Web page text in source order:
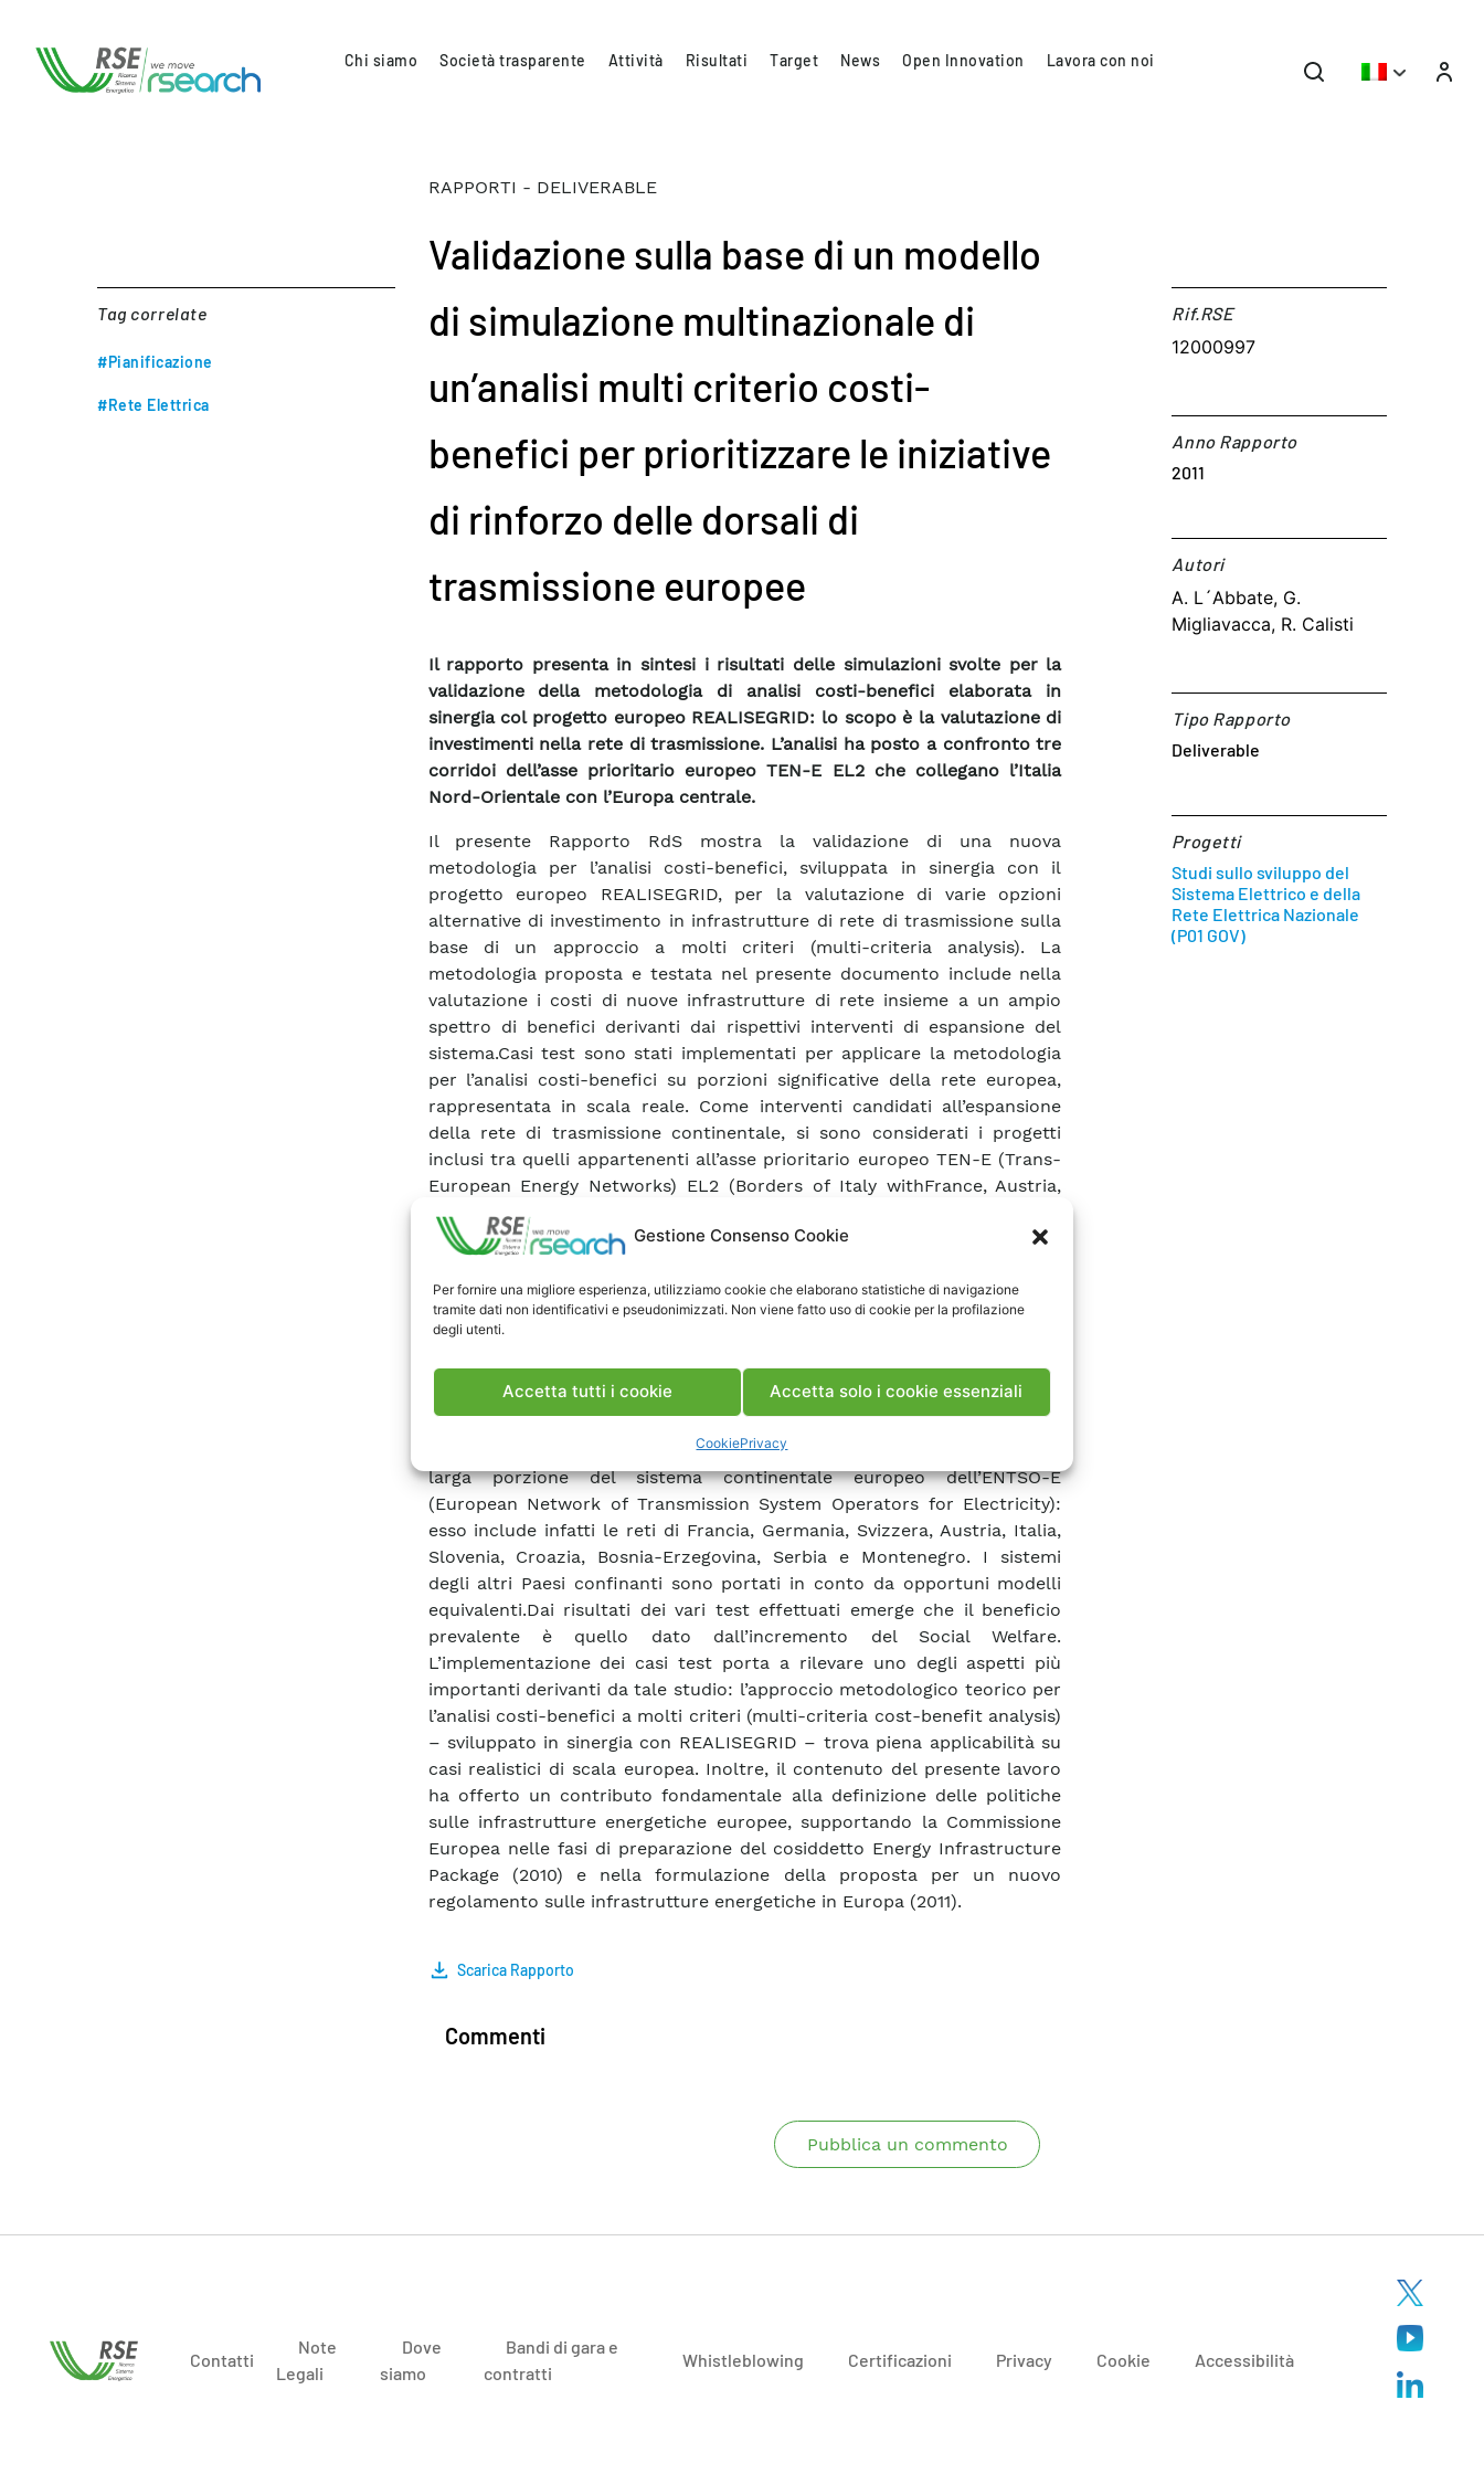
Gestione Consenso Cookie
Per fornire una migliore esperienza, utilizziamo cookie che elaborano statistiche di navigazione
tramite dati non identificativi e pseudonimizzati. Non viene fatto uso di cookie per la profilazione
degli utenti.
Accetta tutti i cookie Accetta solo i cookie essenziali
CookiePrivacy
Chi siamo Società trasparente Attività Risultati Target News Open Innovation Lavora con noi
Tag correlate
#Pianificazione
#Rete Elettrica
RAPPORTI - DELIVERABLE
Validazione sulla base di un modello
di simulazione multinazionale di
un’analisi multi criterio costi-
benefici per prioritizzare le iniziative
di rinforzo delle dorsali di
trasmissione europee
Il rapporto presenta in sintesi i risultati delle simulazioni svolte per la
validazione della metodologia di analisi costi-benefici elaborata in
sinergia col progetto europeo REALISEGRID: lo scopo è la valutazione di
investimenti nella rete di trasmissione. L’analisi ha posto a confronto tre
corridoi dell’asse prioritario europeo TEN-E EL2 che collegano l’Italia
Nord-Orientale con l’Europa centrale.
Il presente Rapporto RdS mostra la validazione di una nuova
metodologia per l’analisi costi-benefici, sviluppata in sinergia con il
progetto europeo REALISEGRID, per la valutazione di varie opzioni
alternative di investimento in infrastrutture di rete di trasmissione sulla
base di un approccio a molti criteri (multi-criteria analysis). La
metodologia proposta e testata nel presente documento include nella
valutazione i costi di nuove infrastrutture di rete insieme a un ampio
spettro di benefici derivanti dai rispettivi interventi di espansione del
sistema.Casi test sono stati implementati per applicare la metodologia
per l’analisi costi-benefici su porzioni significative della rete europea,
rappresentata in scala reale. Come interventi candidati all’espansione
della rete di trasmissione continentale, si sono considerati i progetti
inclusi tra quelli appartenenti all’asse prioritario europeo TEN-E (Trans-
European Energy Networks) EL2 (Borders of Italy withFrance, Austria,
Slovenia and Switzerland). I progetti prioritari di interesse europeo
dell’asse EL2 sono stati aggregati sulla base di tre corridoi principali:
– Corridoio B (Italia-Slovenia);
– Corridoio C (Italia-Austria-Germania via Brennero).
L’impatto dei progetti dell’asse EL2 è stato valutato negli anni di
riferimento 2015, 2020 e 2030. Per ognuno di questi anni, si sono
preparati e considerati diversi modelli che descrivono gli scenari di
evoluzione di generazione, carico e rete di trasmissione. Il sistema di
trasmissione oggetto di studio è alquanto ampio, estendendosi a una
larga porzione del sistema continentale europeo dell’ENTSO-E
(European Network of Transmission System Operators for Electricity):
esso include infatti le reti di Francia, Germania, Svizzera, Austria, Italia,
Slovenia, Croazia, Bosnia-Erzegovina, Serbia e Montenegro. I sistemi
degli altri Paesi confinanti sono portati in conto da opportuni modelli
equivalenti.Dai risultati dei vari test effettuati emerge che il beneficio
prevalente è quello dato dall’incremento del Social Welfare.
L’implementazione dei casi test porta a rilevare uno degli aspetti più
importanti derivanti da tale studio: l’approccio metodologico teorico per
l’analisi costi-benefici a molti criteri (multi-criteria cost-benefit analysis)
– sviluppato in sinergia con REALISEGRID – trova piena applicabilità su
casi realistici di scala europea. Inoltre, il contenuto del presente lavoro
ha offerto un contributo fondamentale alla definizione delle politiche
sulle infrastrutture energetiche europee, supportando la Commissione
Europea nelle fasi di preparazione del cosiddetto Energy Infrastructure
Package (2010) e nella formulazione della proposta per un nuovo
regolamento sulle infrastrutture energetiche in Europa (2011).
Scarica Rapporto
Rif.RSE​
12000997
Anno Rapporto
2011
Autori​
A. L´Abbate, G.
Migliavacca, R. Calisti
Tipo Rapporto
Deliverable
Progetti
Studi sullo sviluppo del
Sistema Elettrico e della
Rete Elettrica Nazionale
(P01 GOV)
Commenti
Pubblica un commento
Contatti
Note
Legali
Dove
siamo
Bandi di gara e
contratti
Whistleblowing Certificazioni Privacy Cookie Accessibilità